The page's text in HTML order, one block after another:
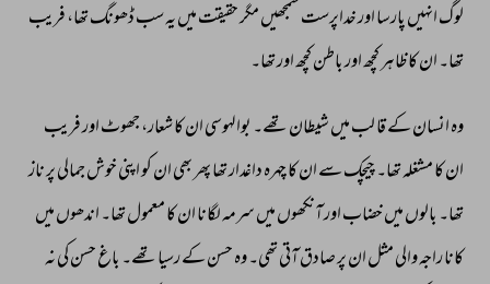
لوگ انہیں پارسا اور خداپرست سمجھیں مگر حقیقت میں یہ سب ڈھونگ تھا، فریب
تھا۔ ان کا ظاہر کچھ اور باطن کچھ اور تھا۔
وہ انسان کے قا لب میں شیطان تھے۔ بوالہوسی ان کا شعار، جھوٹ اور فریب
ان کا مشغلہ تھا۔ چیچک سے ان کا چہرہ داغدار تھا پھر بھی ان کو اپنی خوش جمالی پر ناز
تھا۔ بالوں میں خضاب اور آنکھوں میں سرمہ لگانا ان کا معمول تھا۔ اندھوں میں
کانا راجہ والی مثل ان پر صادق آتی تھی۔ وہ حسن کے رسیا تھے۔ باغ حسن کی نہ